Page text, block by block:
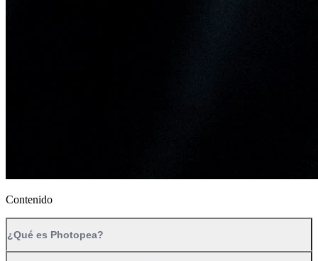
Contenido
¿Qué es Photopea?